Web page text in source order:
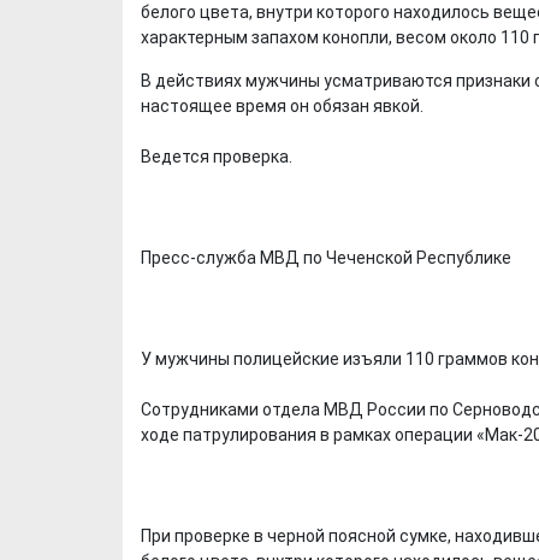
белого цвета, внутри которого находилось
характерным запахом конопли, весом около 110
В действиях мужчины усматриваются признаки
настоящее время он обязан явкой.
Ведется проверка.
Пресс-служба МВД по Чеченской Республике
У мужчины полицейские изъяли 110 граммов
Сотрудниками отдела МВД России по
ходе патрулирования в рамках операции «Мак-
При проверке в черной поясной сумке,